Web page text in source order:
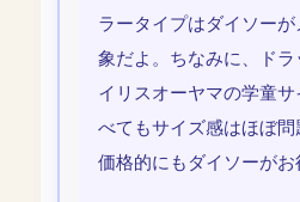
ラータイプはダイソー
象だよ。ちなみに、ド
イリスオーヤマの学童
べてもサイズ感はほぼ問
価格的にもダイソーがお